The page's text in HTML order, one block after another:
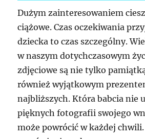
Dużym zainteresowaniem
ciążowe. Czas oczekiwania
dziecka to czas szczególny.
w naszym dotychczasowym
zdjęciowe są nie tylko
również wyjątkowym
najbliższych. Która babcia nie
pięknych fotografii swojego
może powrócić w każdej